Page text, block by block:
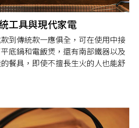
工具與現代家電
到傳統款一應俱全，可在使用中接
底鍋和電飯煲，還有南部鐵器以及
餐具，即使不擅長生火的人也能舒